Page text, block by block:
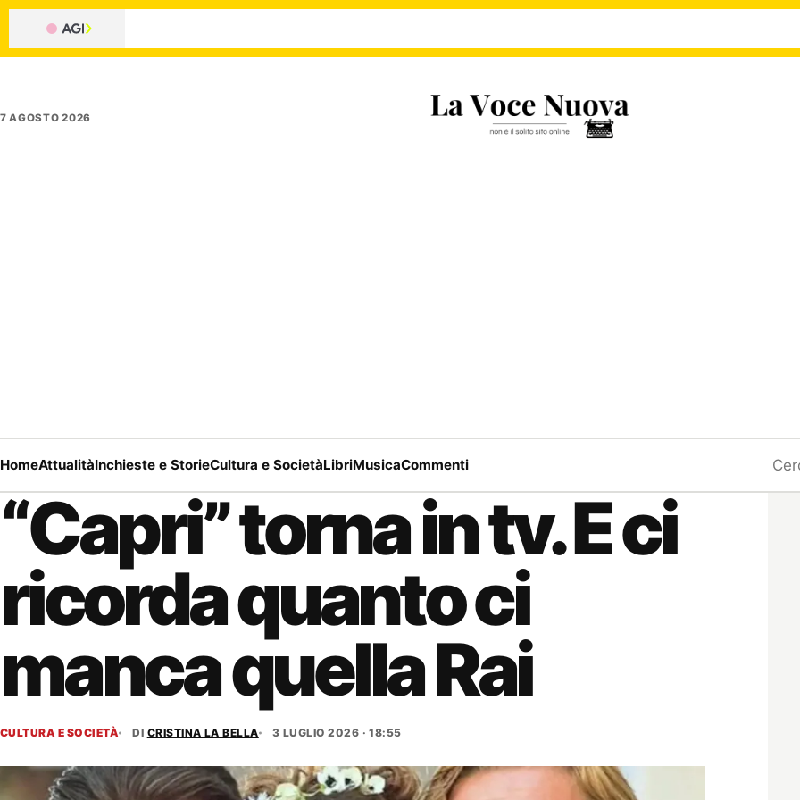
7 AGOSTO 2026
HomeAttualitàInchieste e StorieCultura e SocietàLibriMusicaCommenti
“Capri” torna in tv. E ci
ricorda quanto ci
manca quella Rai
CULTURA E SOCIETÀ DI CRISTINA LA BELLA 3 LUGLIO 2026 · 18:55